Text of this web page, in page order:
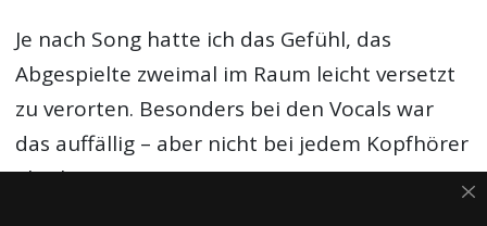
Je nach Song hatte ich das Gefühl, das
Abgespielte zweimal im Raum leicht versetzt
zu verorten. Besonders bei den Vocals war
das auffällig – aber nicht bei jedem Kopfhörer
gleich.